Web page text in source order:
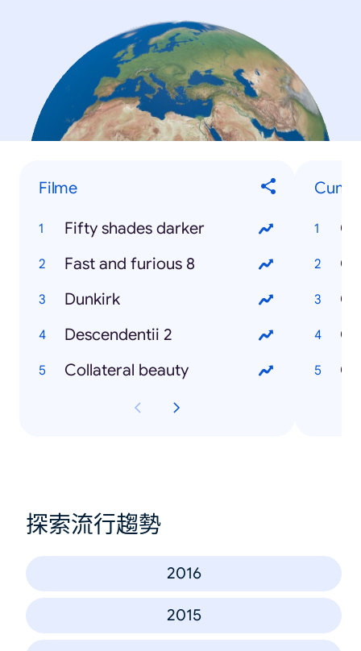
Filme
Fifty shades darker
Fast and furious 8
Dunkirk
Descendentii 2
Collateral beauty
探索流行趨勢
2016
2015